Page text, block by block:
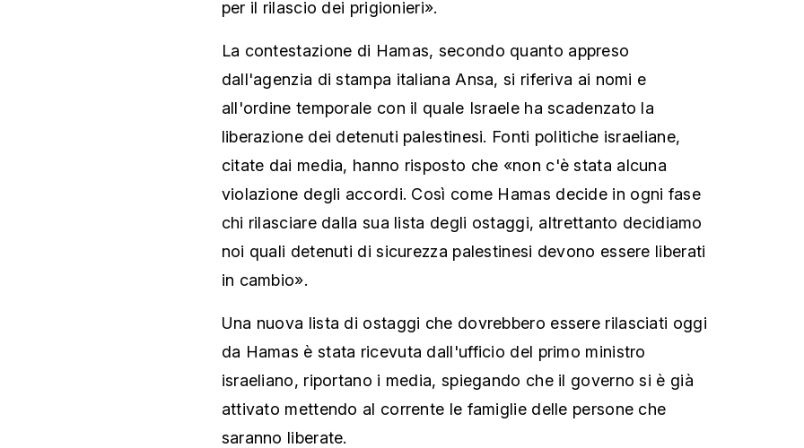
per il rilascio dei prigionieri».
La contestazione di Hamas, secondo quanto appreso
dall'agenzia di stampa italiana Ansa, si riferiva ai nomi e
all'ordine temporale con il quale Israele ha scadenzato la
liberazione dei detenuti palestinesi. Fonti politiche israeliane,
citate dai media, hanno risposto che «non c'è stata alcuna
violazione degli accordi. Così come Hamas decide in ogni fase
chi rilasciare dalla sua lista degli ostaggi, altrettanto decidiamo
noi quali detenuti di sicurezza palestinesi devono essere liberati
in cambio».
Una nuova lista di ostaggi che dovrebbero essere rilasciati oggi
da Hamas è stata ricevuta dall'ufficio del primo ministro
israeliano, riportano i media, spiegando che il governo si è già
attivato mettendo al corrente le famiglie delle persone che
saranno liberate.